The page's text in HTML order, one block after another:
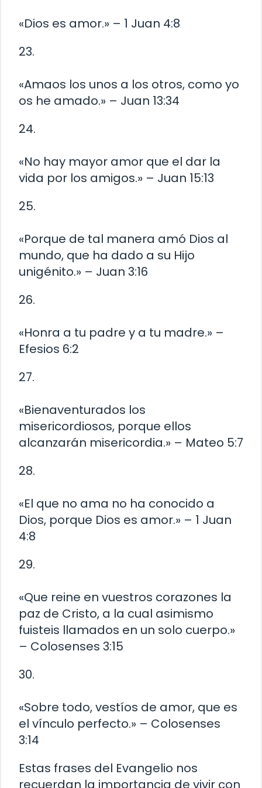
«Dios es amor.» – 1 Juan 4:8
23.
«Amaos los unos a los otros, como yo
os he amado.» – Juan 13:34
24.
«No hay mayor amor que el dar la
vida por los amigos.» – Juan 15:13
25.
«Porque de tal manera amó Dios al
mundo, que ha dado a su Hijo
unigénito.» – Juan 3:16
26.
«Honra a tu padre y a tu madre.» –
Efesios 6:2
27.
«Bienaventurados los
misericordiosos, porque ellos
alcanzarán misericordia.» – Mateo 5:7
28.
«El que no ama no ha conocido a
Dios, porque Dios es amor.» – 1 Juan
4:8
29.
«Que reine en vuestros corazones la
paz de Cristo, a la cual asimismo
fuisteis llamados en un solo cuerpo.»
– Colosenses 3:15
30.
«Sobre todo, vestíos de amor, que es
el vínculo perfecto.» – Colosenses
3:14
Estas frases del Evangelio nos
recuerdan la importancia de vivir con